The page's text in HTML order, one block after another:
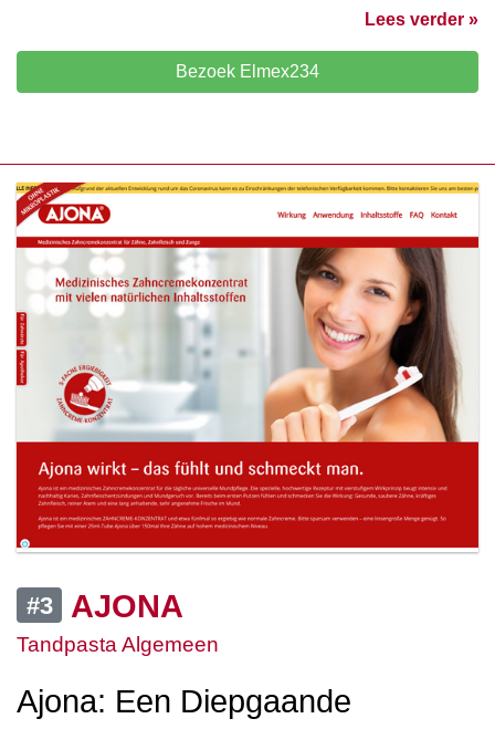
Lees verder »
Bezoek Elmex234
#3 AJONA
Tandpasta Algemeen
Ajona: Een Diepgaande